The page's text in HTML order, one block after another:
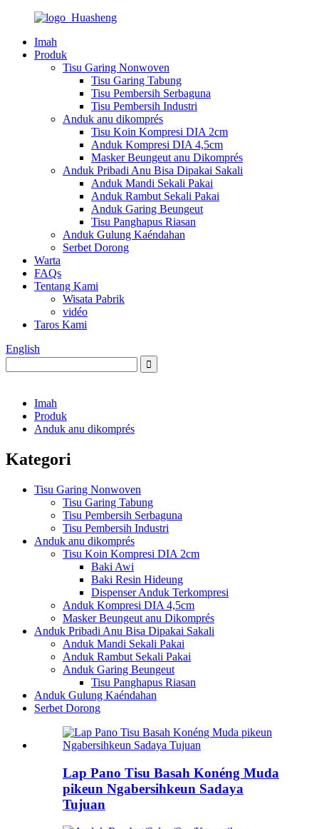
Imah
Produk
Tisu Garing Nonwoven
Tisu Garing Tabung
Tisu Pembersih Serbaguna
Tisu Pembersih Industri
Anduk anu dikomprés
Tisu Koin Kompresi DIA 2cm
Anduk Kompresi DIA 4,5cm
Masker Beungeut anu Dikomprés
Anduk Pribadi Anu Bisa Dipakai Sakali
Anduk Mandi Sekali Pakai
Anduk Rambut Sekali Pakai
Anduk Garing Beungeut
Tisu Panghapus Riasan
Anduk Gulung Kaéndahan
Serbet Dorong
Warta
FAQs
Tentang Kami
Wisata Pabrik
vidéo
Taros Kami
English
Imah
Produk
Anduk anu dikomprés
Kategori
Tisu Garing Nonwoven
Tisu Garing Tabung
Tisu Pembersih Serbaguna
Tisu Pembersih Industri
Anduk anu dikomprés
Tisu Koin Kompresi DIA 2cm
Baki Awi
Baki Resin Hideung
Dispenser Anduk Terkompresi
Anduk Kompresi DIA 4,5cm
Masker Beungeut anu Dikomprés
Anduk Pribadi Anu Bisa Dipakai Sakali
Anduk Mandi Sekali Pakai
Anduk Rambut Sekali Pakai
Anduk Garing Beungeut
Tisu Panghapus Riasan
Anduk Gulung Kaéndahan
Serbet Dorong
Lap Pano Tisu Basah Konéng Muda
pikeun Ngabersihkeun Sadaya
Tujuan